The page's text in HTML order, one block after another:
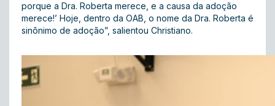
porque a Dra. Roberta merece, e a causa da adoção
merece!’ Hoje, dentro da OAB, o nome da Dra. Roberta é
sinônimo de adoção”, salientou Christiano.